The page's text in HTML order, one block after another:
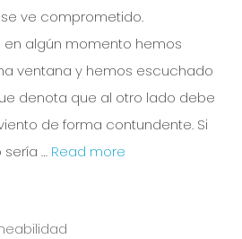
ve comprometido.
algún momento hemos
ventana y hemos escuchado
denota que al otro lado debe
de forma contundente. Si
sería … Read more